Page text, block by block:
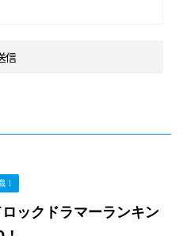
！
ックドラマーランキン